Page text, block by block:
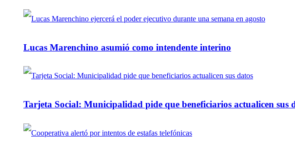
Lucas Marenchino asumió como intendente interino
Tarjeta Social: Municipalidad pide que beneficiarios actualicen sus